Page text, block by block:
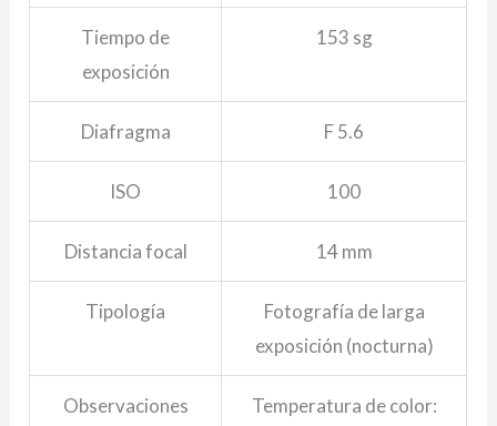
Tiempo de
exposición
153 sg
Diafragma F 5.6
ISO 100
Distancia focal 14 mm
Tipología
Fotografía de larga
exposición (nocturna)
Observaciones
Temperatura de color: